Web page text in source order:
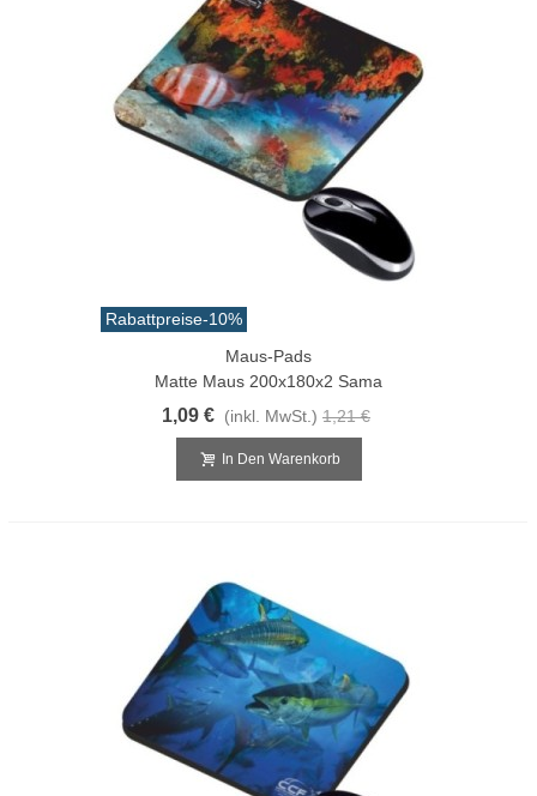
Rabattpreise-10%
Maus-Pads
Matte Maus 200x180x2 Sama
1,09 € (inkl. MwSt.) 1,21 €
In Den Warenkorb